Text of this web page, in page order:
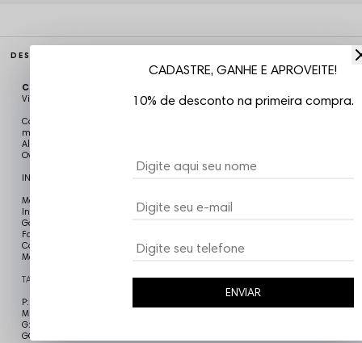
DESCRIÇÃO COMPLETA
Código identificador (SKU):
Vizu07
Camiseta Oversized Compton modelagem reta, gola redonda careca,
mangas curtas, estampa em silk, costuras reforçadas, confeccionada em
Algodão, proporcionando caimento perfeito e muito conforto. Mangas
Overside
INFORMAÇÕES DO PRODUTO
Modelo: Masculino
Indicado para: dia-a-dia
Garantia: Contra defeito de fabricação.
Fabricado no Brasil
Composição: 100% Algodão
Mangas Overside
TABELA DE TAMANHO (Largura x Comprimento x Mangas)
P: 53 cm x 71 cm x 25,5:19,5
M: 54 cm x 74 cm x 26:20
G: 58 cm x 78 cm x 27:21
GG: 60 cm x 80 cm x 28:21
CADASTRE, GANHE E APROVEITE!
10% de desconto na primeira compra.
ENVIAR